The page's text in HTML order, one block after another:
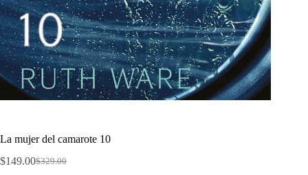
La mujer del camarote 10
$329.00
El
$149.00El